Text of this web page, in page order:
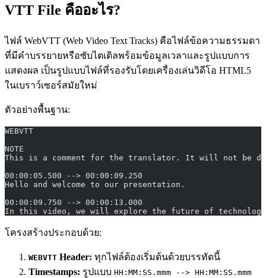
VTT File คืออะไร?
ไฟล์ WebVTT (Web Video Text Tracks) คือไฟล์ข้อความธรรมดา
ที่มีคำบรรยายหรือซับไตเติลพร้อมข้อมูลเวลาและรูปแบบการ
แสดงผล เป็นรูปแบบไฟล์ที่รองรับโดยเครื่องเล่นวิดีโอ HTML5
ในเบราว์เซอร์สมัยใหม่
ตัวอย่างพื้นฐาน:
WEBVTT
NOTE
This is a comment for the translator. It will not be
00:00:05.500 --> 00:00:09.250
Hello and welcome to our presentation.
00:00:09.750 --> 00:00:13.000
In this video, we will explore the future of
โครงสร้างประกอบด้วย:
WEBVTT Header: ทุกไฟล์ต้องเริ่มต้นด้วยบรรทัดนี้
Timestamps: รูปแบบ HH:MM:SS.mmm --> HH:MM:SS.mmm